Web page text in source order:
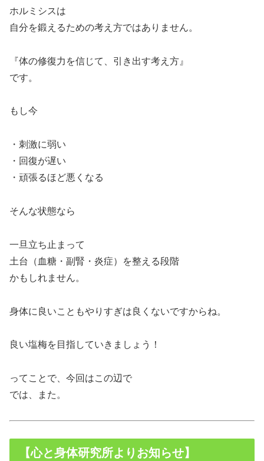
ホルミシスは
自分を鍛えるための考え方ではありません。
『体の修復力を信じて、引き出す考え方』
です。
もし今
・刺激に弱い
・回復が遅い
・頑張るほど悪くなる
そんな状態なら
一旦立ち止まって
土台（血糖・副腎・炎症）を整える段階
かもしれません。
身体に良いこともやりすぎは良くないですからね。
良い塩梅を目指していきましょう！
ってことで、今回はこの辺で
では、また。
【心と身体研究所よりお知らせ】